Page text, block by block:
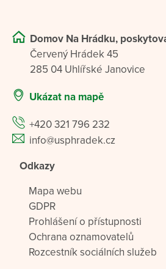
Domov Na Hrádku,
Červený Hrádek 45
285 04 Uhlířské Janovice
Ukázat na mapě
+420 321 796 232
info@usphradek.cz
Odkazy
Mapa webu
GDPR
Prohlášení o přístupnosti
Ochrana oznamovatelů
Rozcestník sociálních služeb